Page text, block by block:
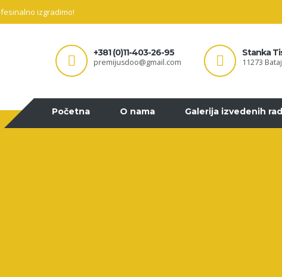
izgradimo!
+381 (0)11-403-26-95
premijusdoo@gmail.com
Stanka
11273
Početna O nama Galerija izvedenih